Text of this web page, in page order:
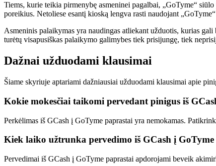
Tiems, kurie teikia pirmenybę asmeninei pagalbai, „GoTyme“
poreikius. Netoliese esantį kioską lengva rasti naudojant
Asmeninis palaikymas yra naudingas atliekant užduotis, kurias
turėtų visapusiškas palaikymo galimybes tiek prisijungę, tiek
Dažnai užduodami klausimai
Šiame skyriuje aptariami dažniausiai užduodami klausimai apie
Kokie mokesčiai taikomi pervedant pinigus iš
Perkėlimas iš GCash į GoTyme paprastai yra nemokamas.
Kiek laiko užtrunka pervedimo iš GCash į
Pervedimai iš GCash į GoTyme paprastai apdorojami beveik